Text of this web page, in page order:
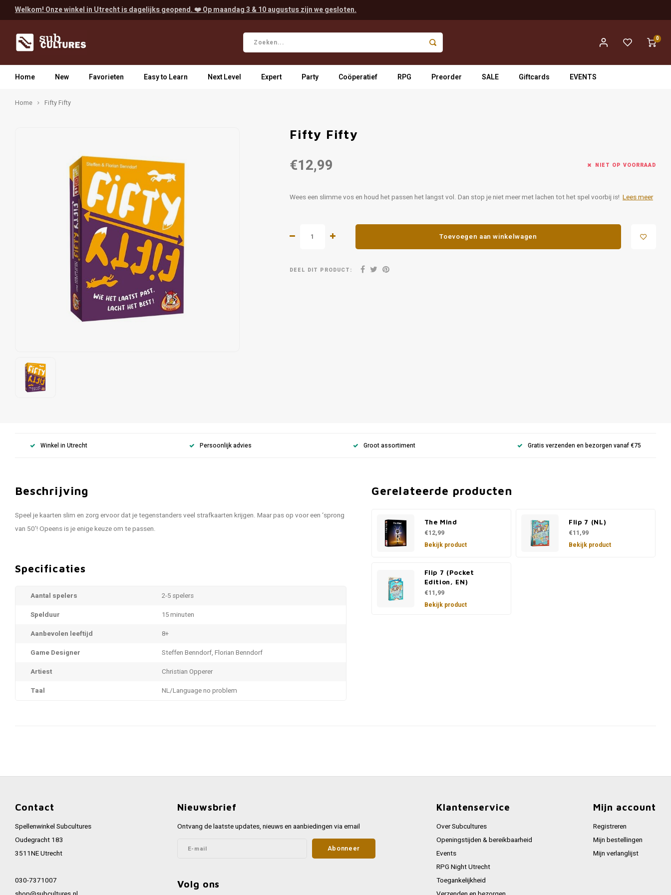
Welkom! Onze winkel in Utrecht is dagelijks geopend. ❤️ Op maandag 3 & 10 augustus zijn we gesloten.
0
Home New Favorieten Easy to Learn Next Level Expert Party Coöperatief RPG Preorder SALE Giftcards EVENTS
Home Fifty Fifty
Fifty Fifty
€12,99 NIET OP VOORRAAD
Wees een slimme vos en houd het passen het langst vol. Dan stop je niet meer met lachen tot het spel voorbij is! Lees meer
Toevoegen aan winkelwagen
DEEL DIT PRODUCT:
Winkel in Utrecht Persoonlijk advies Groot assortiment Gratis verzenden en bezorgen vanaf €75
Beschrijving
Speel je kaarten slim en zorg ervoor dat je tegenstanders veel strafkaarten krijgen. Maar pas op voor een ‘sprong
van 50’! Opeens is je enige keuze om te passen.
Specificaties
Aantal spelers
2-5 spelers
Spelduur
15 minuten
Aanbevolen leeftijd
8+
Game Designer
Steffen Benndorf, Florian Benndorf
Artiest
Christian Opperer
Taal
NL/Language no problem
Gerelateerde producten
The Mind
€12,99
Bekijk product
Flip 7 (NL)
€11,99
Bekijk product
Flip 7 (Pocket
Edition, EN)
€11,99
Bekijk product
Contact
Spellenwinkel Subcultures
Oudegracht 183
3511NE Utrecht
030-7371007
Nieuwsbrief
Ontvang de laatste updates, nieuws en aanbiedingen via email
Abonneer
Volg ons
Klantenservice
Over Subcultures
Openingstijden & bereikbaarheid
Events
RPG Night Utrecht
Toegankelijkheid
Mijn account
Registreren
Mijn bestellingen
Mijn verlanglijst